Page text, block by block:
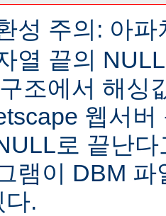
성 주의: 아
열 끝의
조에서 해싱
웹서
로 끝난
램이 DBM
다.